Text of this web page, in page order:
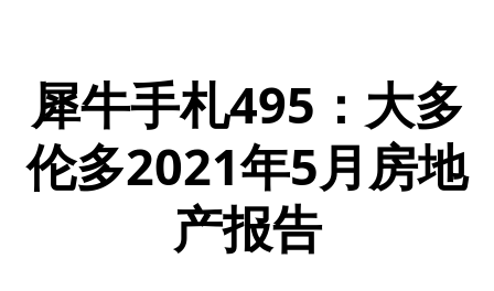
犀牛手札495：大多
伦多2021年5月房地
产报告